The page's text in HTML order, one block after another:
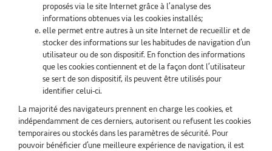
proposés via le site Internet grâce à l’analyse des
informations obtenues via les cookies installés;
elle permet entre autres à un site Internet de recueillir et de
stocker des informations sur les habitudes de navigation d'un
utilisateur ou de son dispositif. En fonction des informations
que les cookies contiennent et de la façon dont l’utilisateur
se sert de son dispositif, ils peuvent être utilisés pour
identifier celui-ci.
La majorité des navigateurs prennent en charge les cookies, et
indépendamment de ces derniers, autorisent ou refusent les cookies
temporaires ou stockés dans les paramètres de sécurité. Pour
pouvoir bénéficier d'une meilleure expérience de navigation, il est